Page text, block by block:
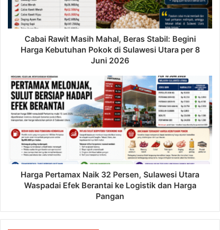
Cabai Rawit Masih Mahal, Beras Stabil: Begini
Harga Kebutuhan Pokok di Sulawesi Utara per 8
Juni 2026
Harga Pertamax Naik 32 Persen, Sulawesi Utara
Waspadai Efek Berantai ke Logistik dan Harga
Pangan